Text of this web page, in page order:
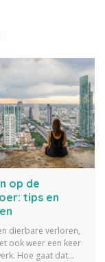
op de
tips en
dierbare verloren,
ook weer een keer
Hoe gaat dat